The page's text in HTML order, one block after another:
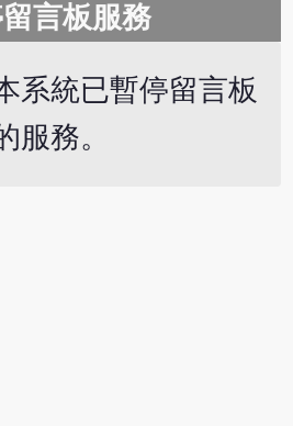
言板服務
系統已暫停留言板
服務。